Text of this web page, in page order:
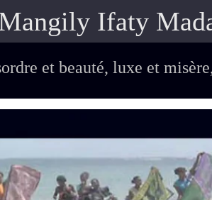
Ifaty
et beauté, luxe et